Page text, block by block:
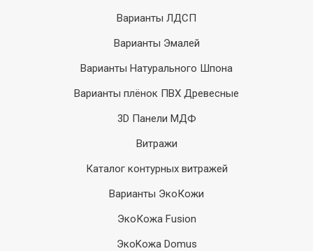
Варианты ЛДСП
Варианты Эмалей
Варианты Натурального Шпона
Варианты плёнок ПВХ Древесные
3D Панели МДФ
Витражи
Каталог контурных витражей
Варианты ЭкоКожи
ЭкоКожа Fusion
ЭкоKожа Domus